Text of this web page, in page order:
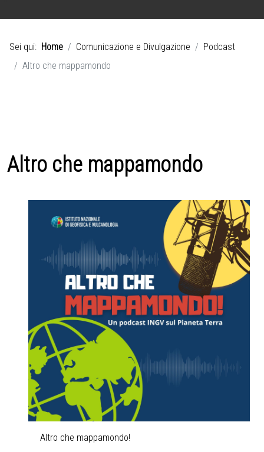
Sei qui: Home Comunicazione e Divulgazione
Podcast
Altro che mappamondo
Altro che mappamondo
Altro che mappamondo!